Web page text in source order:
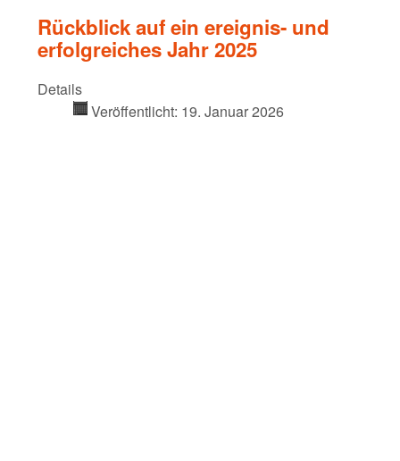
Rückblick auf ein ereignis- und
erfolgreiches Jahr 2025
Details
Veröffentlicht: 19. Januar 2026